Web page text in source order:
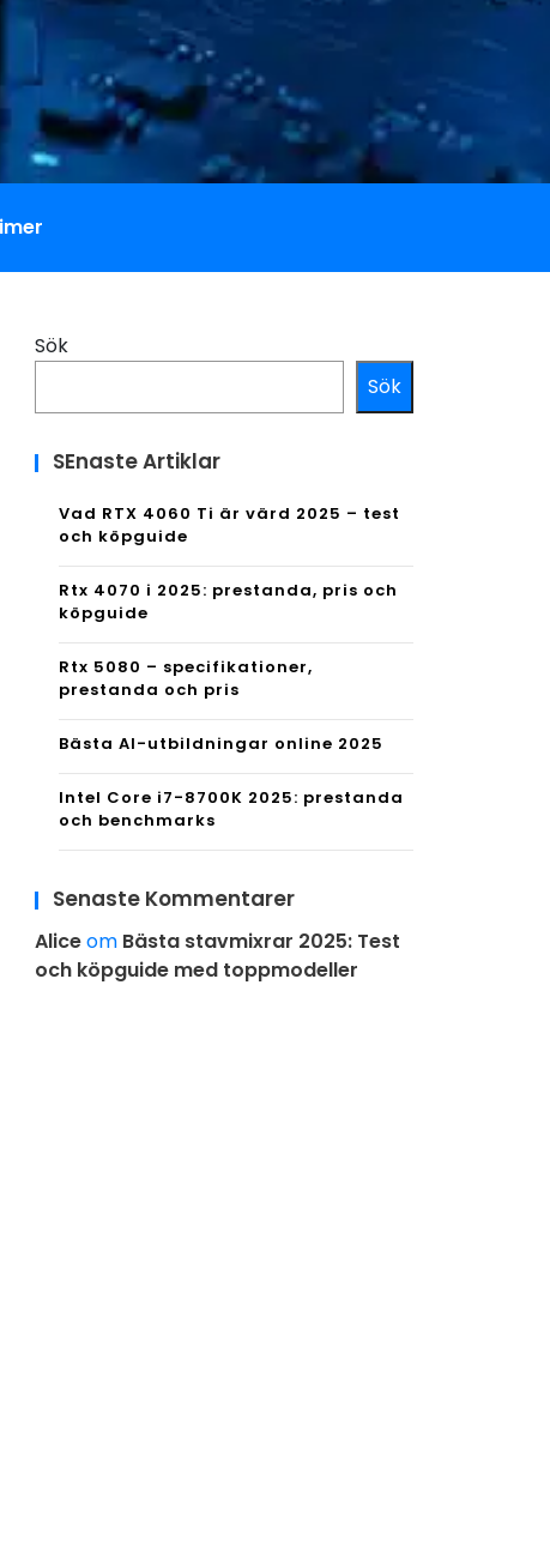
Sök
Sök
SEnaste Artiklar
Vad RTX 4060 Ti är värd 2025 – test
och köpguide
Rtx 4070 i 2025: prestanda, pris och
köpguide
Rtx 5080 – specifikationer,
prestanda och pris
Bästa AI-utbildningar online 2025
Intel Core i7-8700K 2025: prestanda
och benchmarks
Senaste Kommentarer
Aliceom Bästa stavmixrar 2025: Test
och köpguide med toppmodeller